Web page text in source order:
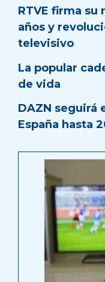
RTVE firma
años y
televisivo
La popular
de vida
DAZN seguirá
España hasta